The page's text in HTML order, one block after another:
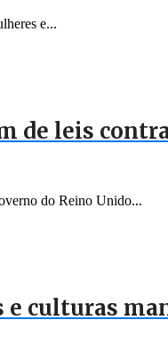
e...
leis
do Reino Unido...
culturas